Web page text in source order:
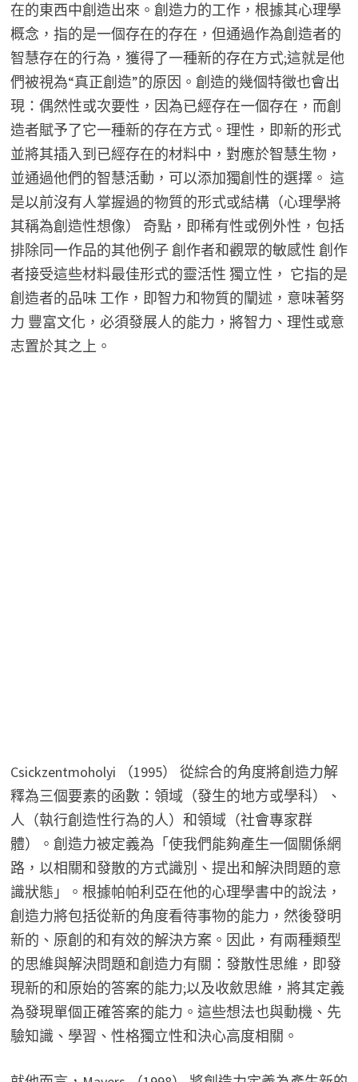
在的東西中創造出來。創造力的工作，根據其心理學
概念，指的是一個存在的存在，但通過作為創造者的
智慧存在的行為，獲得了一種新的存在方式;這就是他
們被視為“真正創造”的原因。創造的幾個特徵也會出
現：偶然性或次要性，因為已經存在一個存在，而創
造者賦予了它一種新的存在方式。理性，即新的形式
並將其插入到已經存在的材料中，對應於智慧生物，
並通過他們的智慧活動，可以添加獨創性的選擇。 這
是以前沒有人掌握過的物質的形式或結構（心理學將
其稱為創造性想像） 奇點，即稀有性或例外性，包括
排除同一作品的其他例子 創作者和觀眾的敏感性 創作
者接受這些材料最佳形式的靈活性 獨立性， 它指的是
創造者的品味 工作，即智力和物質的闡述，意味著努
力 豐富文化，必須發展人的能力，將智力、理性或意
志置於其之上。
Csickzentmoholyi （1995） 從綜合的角度將創造力解
釋為三個要素的函數：領域（發生的地方或學科）、
人（執行創造性行為的人）和領域（社會專家群
體）。創造力被定義為「使我們能夠產生一個關係網
路，以相關和發散的方式識別、提出和解決問題的意
識狀態」。根據帕帕利亞在他的心理學書中的說法，
創造力將包括從新的角度看待事物的能力，然後發明
新的、原創的和有效的解決方案。因此，有兩種類型
的思維與解決問題和創造力有關：發散性思維，即發
現新的和原始的答案的能力;以及收斂思維，將其定義
為發現單個正確答案的能力。這些想法也與動機、先
驗知識、學習、性格獨立性和決心高度相關。